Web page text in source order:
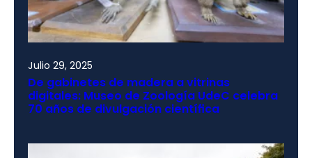
Julio 29, 2025
De gabinetes de madera a vitrinas
digitales: Museo de Zoología UdeC celebra
70 años de divulgación científica